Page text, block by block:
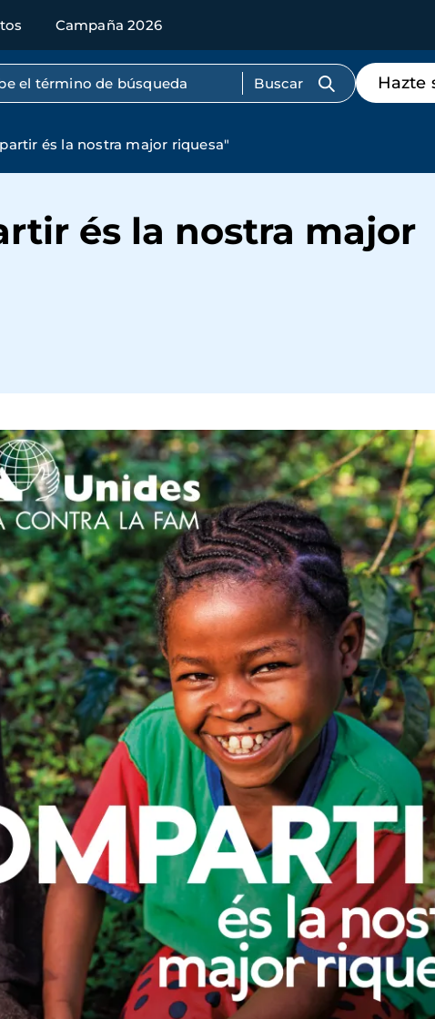
Campaña 2026
por texto completo
Menú
de
Hazte
és la nostra major riquesa"
és la nostra major